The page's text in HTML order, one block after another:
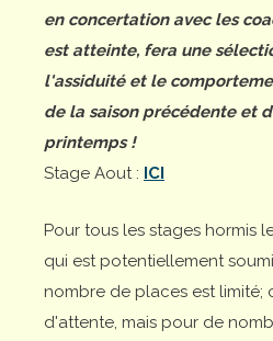
en concertation avec les
est atteinte, fera une
l'assiduité et le
de la saison précédente et
printemps !
Stage Aout : ICI
Pour tous les stages hormis
qui est potentiellement
nombre de places est limité;
d'attente, mais pour de